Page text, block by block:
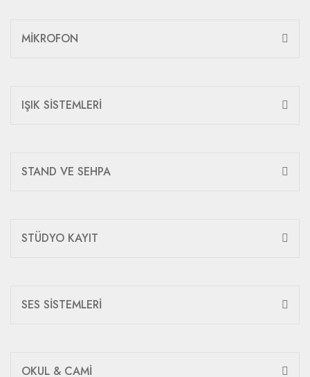
MİKROFON
IŞIK SİSTEMLERİ
STAND VE SEHPA
STÜDYO KAYIT
SES SİSTEMLERİ
OKUL & CAMİ